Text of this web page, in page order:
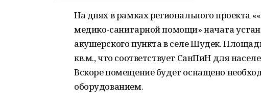
На днях в рамках регионального проекта
медико-санитарной помощи» начата
акушерского пункта в селе Шудек.
кв.м., что соответствует СанПиН для
Вскоре помещение будет оснащено
оборудованием.